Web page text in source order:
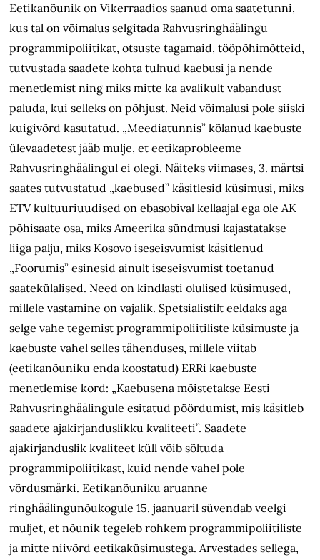
Eetikanõunik on Vikerraadios saanud oma saatetunni,
kus tal on võimalus selgitada Rahvusringhäälingu
programmipoliitikat, otsuste tagamaid, tööpõhimõtteid,
tutvustada saadete kohta tulnud kaebusi ja nende
menetlemist ning miks mitte ka avalikult vabandust
paluda, kui selleks on põhjust. Neid võimalusi pole siiski
kuigivõrd kasutatud. „Meediatunnis” kõlanud kaebuste
ülevaadetest jääb mulje, et eetikaprobleeme
Rahvusringhäälingul ei olegi. Näiteks viimases, 3. märtsi
saates tutvustatud „kaebused” käsitlesid küsimusi, miks
ETV kultuuriuudised on ebasobival kellaajal ega ole AK
põhisaate osa, miks Ameerika sündmusi kajastatakse
liiga palju, miks Kosovo iseseisvumist käsitlenud
„Foorumis” esinesid ainult iseseisvumist toetanud
saatekülalised. Need on kindlasti olulised küsimused,
millele vastamine on vajalik. Spetsialistilt eeldaks aga
selge vahe tegemist programmipoliitiliste küsimuste ja
kaebuste vahel selles tähenduses, millele viitab
(eetikanõuniku enda koostatud) ERRi kaebuste
menetlemise kord: „Kaebusena mõistetakse Eesti
Rahvusringhäälingule esitatud pöördumist, mis käsitleb
saadete ajakirjanduslikku kvaliteeti”. Saadete
ajakirjanduslik kvaliteet küll võib sõltuda
programmipoliitikast, kuid nende vahel pole
võrdusmärki. Eetikanõuniku aruanne
ringhäälingunõukogule 15. jaanuaril süvendab veelgi
muljet, et nõunik tegeleb rohkem programmipoliitiliste
ja mitte niivõrd eetikaküsimustega. Arvestades sellega,